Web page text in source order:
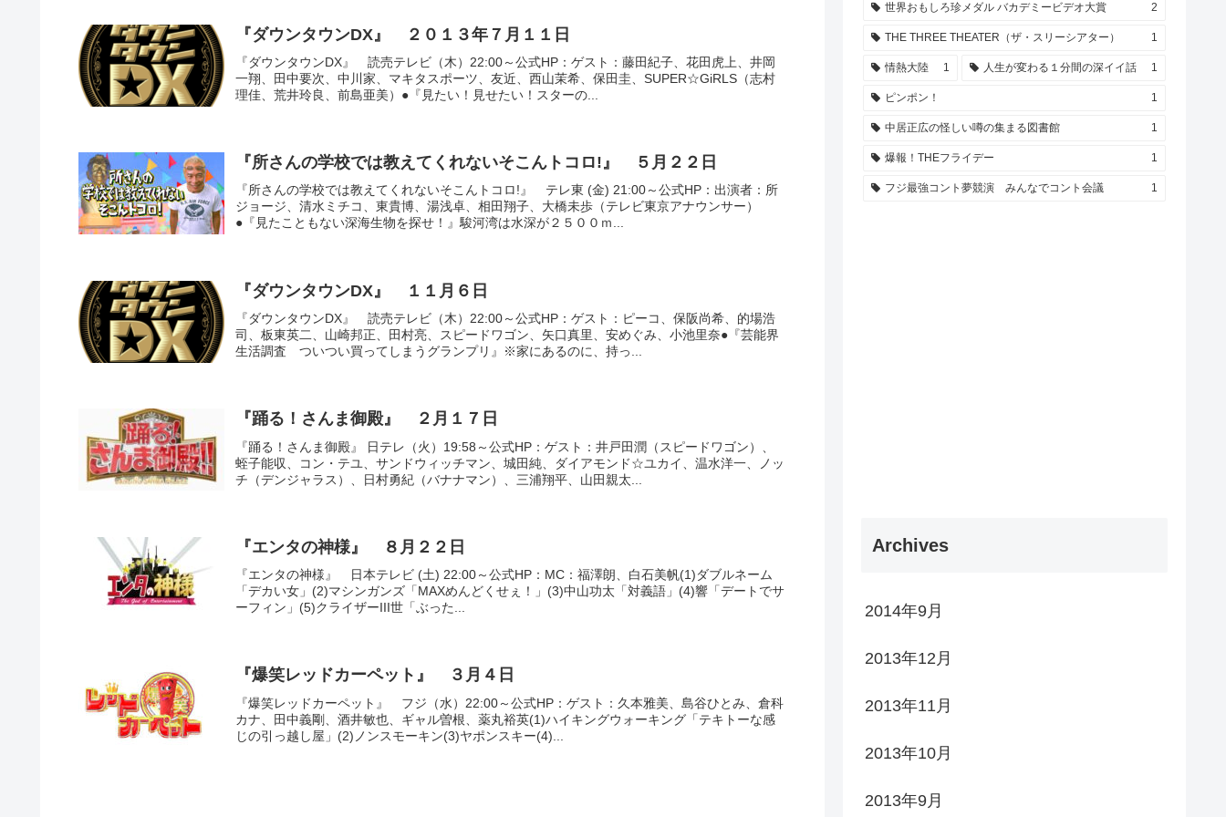
『ダウンタウンDX』 ２０１３年７月１１日
『ダウンタウンDX』 読売テレビ（木）22:00～公式HP：ゲスト：藤田紀子、花田虎上、井岡
一翔、田中要次、中川家、マキタスポーツ、友近、西山茉希、保田圭、SUPER☆GiRLS（志村
理佳、荒井玲良、前島亜美）●『見たい！見せたい！スターの...
『所さんの学校では教えてくれないそこんトコロ!』 ５月２２日
『所さんの学校では教えてくれないそこんトコロ!』 テレ東 (金) 21:00～公式HP：出演者：所
ジョージ、清水ミチコ、東貴博、湯浅卓、相田翔子、大橋未歩（テレビ東京アナウンサー）
●『見たこともない深海生物を探せ！』駿河湾は水深が２５００ｍ...
『ダウンタウンDX』 １１月６日
『ダウンタウンDX』 読売テレビ（木）22:00～公式HP：ゲスト：ピーコ、保阪尚希、的場浩
司、板東英二、山崎邦正、田村亮、スピードワゴン、矢口真里、安めぐみ、小池里奈●『芸能界
生活調査 ついつい買ってしまうグランプリ』※家にあるのに、持っ...
『踊る！さんま御殿』 ２月１７日
『踊る！さんま御殿』 日テレ（火）19:58～公式HP：ゲスト：井戸田潤（スピードワゴン）、
蛭子能収、コン・テユ、サンドウィッチマン、城田純、ダイアモンド☆ユカイ、温水洋一、ノッ
チ（デンジャラス）、日村勇紀（バナナマン）、三浦翔平、山田親太...
『エンタの神様』 ８月２２日
『エンタの神様』 日本テレビ (土) 22:00～公式HP：MC：福澤朗、白石美帆(1)ダブルネーム
「デカい女」(2)マシンガンズ「MAXめんどくせぇ！」(3)中山功太「対義語」(4)響「デートでサ
ーフィン」(5)クライザーIII世「ぶった...
『爆笑レッドカーペット』 ３月４日
『爆笑レッドカーペット』 フジ（水）22:00～公式HP：ゲスト：久本雅美、島谷ひとみ、倉科
カナ、田中義剛、酒井敏也、ギャル曽根、薬丸裕英(1)ハイキングウォーキング「テキトーな感
じの引っ越し屋」(2)ノンスモーキン(3)ヤポンスキー(4)...
世界おもしろ珍メダル バカデミービデオ大賞 2
THE THREE THEATER（ザ・スリーシアター） 1
情熱大陸 1 人生が変わる１分間の深イイ話 1
ピンポン！ 1
中居正広の怪しい噂の集まる図書館 1
爆報！THEフライデー 1
フジ最強コント夢競演 みんなでコント会議 1
Archives
2014年9月
2013年12月
2013年11月
2013年10月
2013年9月